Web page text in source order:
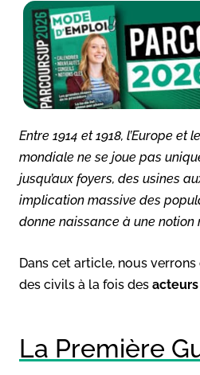
Entre 1914 et 1918, l’Europe
mondiale ne se joue pas
jusqu’aux foyers, des usines
implication massive des
donne naissance à une notion
Dans cet article, nous
des civils à la fois des
La Première